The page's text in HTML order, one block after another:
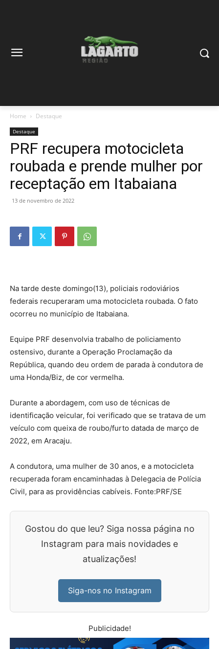
Home Destaque
Destaque
PRF recupera motocicleta
roubada e prende mulher por
receptação em Itabaiana
13 de novembro de 2022
Na tarde deste domingo(13), policiais rodoviários
federais recuperaram uma motocicleta roubada. O fato
ocorreu no município de Itabaiana.
Equipe PRF desenvolvia trabalho de policiamento
ostensivo, durante a Operação Proclamação da
República, quando deu ordem de parada à condutora de
uma Honda/Biz, de cor vermelha.
Durante a abordagem, com uso de técnicas de
identificação veicular, foi verificado que se tratava de um
veículo com queixa de roubo/furto datada de março de
2022, em Aracaju.
A condutora, uma mulher de 30 anos, e a motocicleta
recuperada foram encaminhadas à Delegacia de Polícia
Civil, para as providências cabíveis. Fonte:PRF/SE
Gostou do que leu? Siga nossa página no
Instagram para mais novidades e
atualizações!
Siga-nos no Instagram
Publicidade!